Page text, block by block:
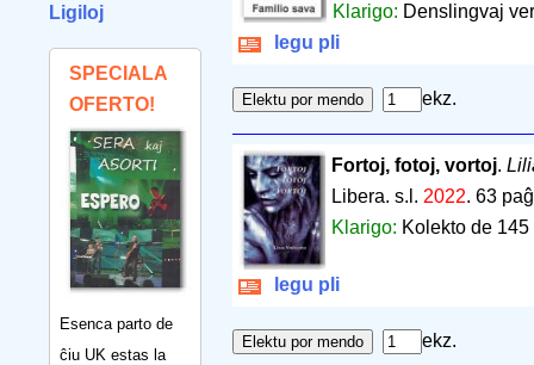
Ligiloj
SPECIALA
OFERTO!
Esenca parto de
ĉiu UK estas la
Klarigo: Denslingvaj
legu pli
ekz.
Fortoj, fotoj, vortoj.
Libera. s.l. 2022. 63
Klarigo: Kolekto de
legu pli
ekz.